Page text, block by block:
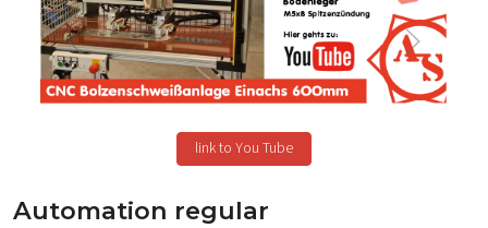
link to You Tube
Automation regular